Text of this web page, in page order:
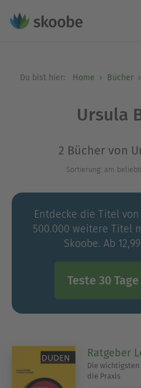
Du bist hier: Home Bücher
Ursula
2 Bücher von
Sortierung: am
Entdecke die Titel
500.000 weitere Titel
Skoobe. Ab
Teste 30
Ratgeber
Die wichtigsten
die Praxis